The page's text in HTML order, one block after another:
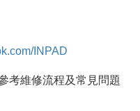
INPAD
考維修流程及常見問題